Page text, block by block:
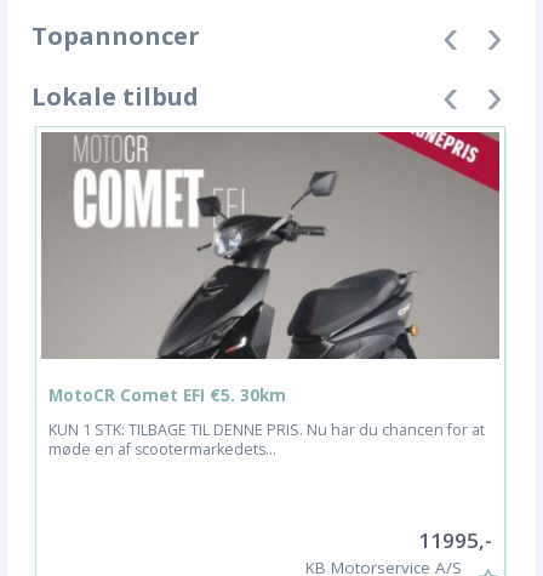
Topannoncer
Lokale tilbud
MotoCR Comet EFI €5. 30km
KUN 1 STK: TILBAGE TIL DENNE PRIS. Nu har du chancen for at
møde en af scootermarkedets...
11995,-
KB Motorservice A/S